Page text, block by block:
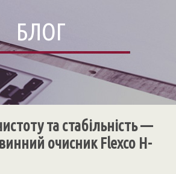
БЛОГ
та стабільність —
очисник Flexco H-